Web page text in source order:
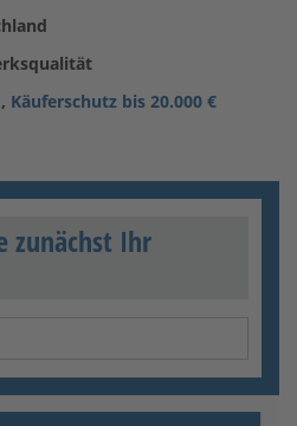
Käuferschutz bis 20.000 €
zunächst Ihr